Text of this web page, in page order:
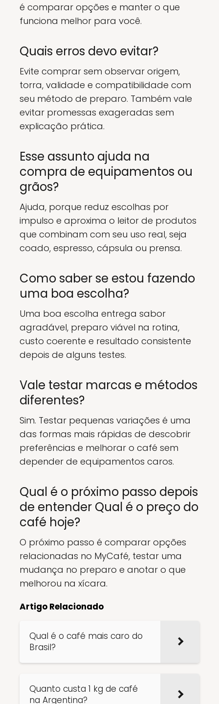
é comparar opções e manter o que
funciona melhor para você.
Quais erros devo evitar?
Evite comprar sem observar origem,
torra, validade e compatibilidade com
seu método de preparo. Também vale
evitar promessas exageradas sem
explicação prática.
Esse assunto ajuda na
compra de equipamentos ou
grãos?
Ajuda, porque reduz escolhas por
impulso e aproxima o leitor de produtos
que combinam com seu uso real, seja
coado, espresso, cápsula ou prensa.
Como saber se estou fazendo
uma boa escolha?
Uma boa escolha entrega sabor
agradável, preparo viável na rotina,
custo coerente e resultado consistente
depois de alguns testes.
Vale testar marcas e métodos
diferentes?
Sim. Testar pequenas variações é uma
das formas mais rápidas de descobrir
preferências e melhorar o café sem
depender de equipamentos caros.
Qual é o próximo passo depois
de entender Qual é o preço do
café hoje?
O próximo passo é comparar opções
relacionadas no MyCafé, testar uma
mudança no preparo e anotar o que
melhorou na xícara.
Artigo Relacionado
Qual é o café mais caro do
Brasil?
Quanto custa 1 kg de café
na Argentina?